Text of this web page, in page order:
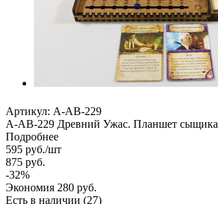
Артикул: A-AB-229
А-AB-229 Древний Ужас. Планшет сыщика
Подробнее
595 руб./шт
875 руб.
-32%
Экономия 280 руб.
Есть в наличии (27)